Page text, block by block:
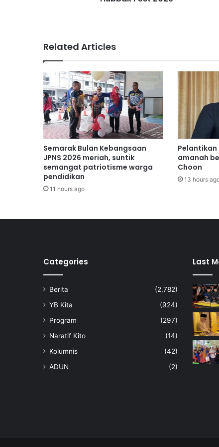
Related Articles
Semarak Bulan Kebangsaan
JPNS 2026 meriah, suntik
semangat patriotisme warga
pendidikan
11 hours ago
Pelantikan
amanah
Choon
13 hours
Categories
Berita
(2,782)
YB Kita
(924)
Program
(297)
Naratif Kito
(14)
Kolumnis
(42)
ADUN
(2)
Last